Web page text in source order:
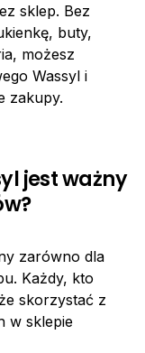
sklep. Bez
buty,
możesz
Wassyl i
zakupy.
jest ważny
zarówno dla
Każdy, kto
skorzystać z
w sklepie